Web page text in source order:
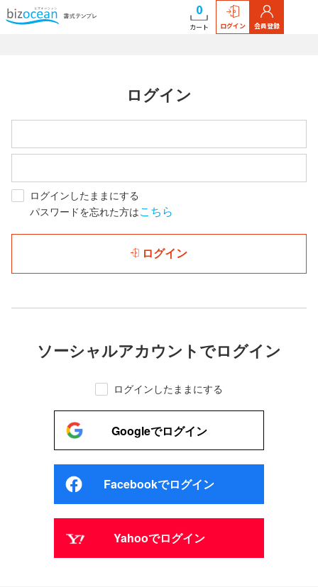
0
カート ログイン 会員登録
ログイン
ログインしたままにする
パスワードを忘れた方はこちら
ログイン
ソーシャルアカウントでログイン
ログインしたままにする
Googleでログイン
Facebookでログイン
Yahooでログイン